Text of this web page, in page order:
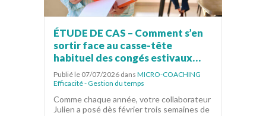
WEBINAIRES
QUESTIONNAIRE GRATUIT
ÉTUDE DE CAS – Comment s’en
sortir face au casse-tête
habituel des congés estivaux…
Publié le 07/07/2026 dans MICRO-COACHING
Efficacité - Gestion du temps
Comme chaque année, votre collaborateur
Julien a posé dès février trois semaines de